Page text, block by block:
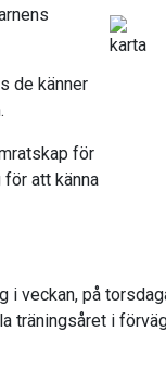
de känner
för
att känna
i veckan, på
träningsåret i